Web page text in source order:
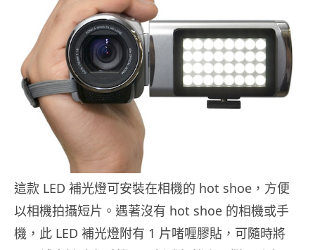
這款 LED 補光燈可安裝在相機的 hot shoe，方便
以相機拍攝短片。遇著沒有 hot shoe 的相機或手
機，此 LED 補光燈附有 1 片啫喱膠貼，可隨時將